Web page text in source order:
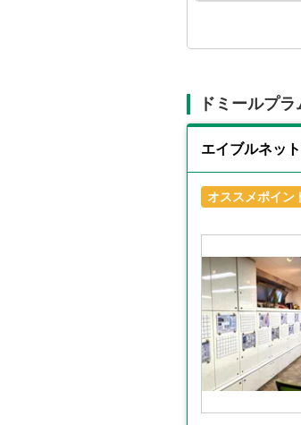
ドミールプ
エイブルネッ
オススメポイン